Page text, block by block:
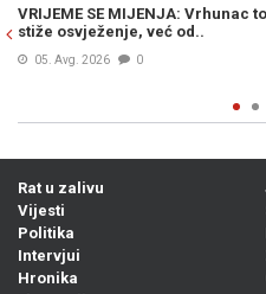
ali
ŠOKANTNE
plaćenih UBICA, čekaju
05. Avg. 2026
Rat u zalivu
Vijesti
Politika
Intervjui
Hronika